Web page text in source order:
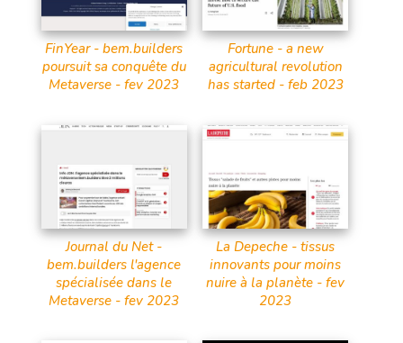
FinYear - bem.builders
poursuit sa conquête du
Metaverse - fev 2023
Fortune - a new
agricultural revolution
has started - feb 2023
Journal du Net -
bem.builders l'agence
spécialisée dans le
Metaverse - fev 2023
La Depeche - tissus
innovants pour moins
nuire à la planète - fev
2023